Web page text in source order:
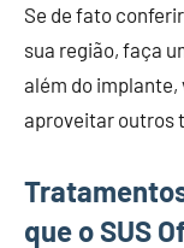
Se de fato
sua região, faça
além do
aproveitar outros
que o SUS